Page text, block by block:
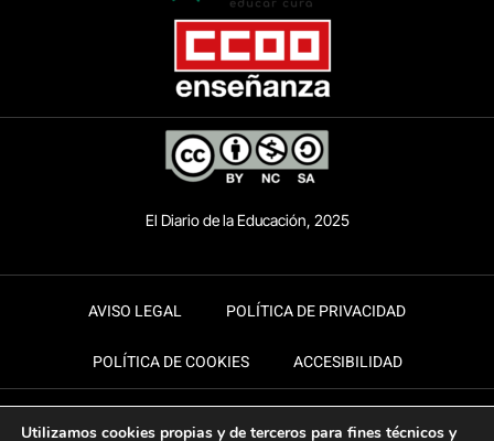
El Diario de la Educación, 2025
AVISO LEGAL POLÍTICA DE PRIVACIDAD
POLÍTICA DE COOKIES ACCESIBILIDAD
Utilizamos cookies propias y de terceros para fines técnicos y